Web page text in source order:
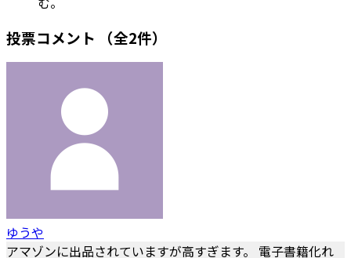
投票コメント （全2件）
ゆうや
アマゾンに出品されていますが高すぎます。 電子書籍化れ